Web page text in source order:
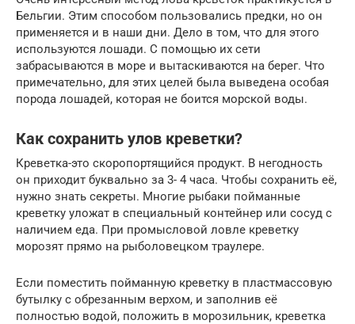
Бельгии. Этим способом пользовались предки, но он
применяется и в наши дни. Дело в том, что для этого
используются лошади. С помощью их сети
забрасываются в море и вытаскиваются на берег. Что
примечательно, для этих целей была выведена особая
порода лошадей, которая не боится морской воды.
Как сохранить улов креветки?
Креветка-это скоропортящийся продукт. В негодность
он приходит буквально за 3- 4 часа. Чтобы сохранить её,
нужно знать секреты. Многие рыбаки пойманные
креветку уложат в специальный контейнер или сосуд с
наличием еда. При промысловой ловле креветку
морозят прямо на рыболовецком траулере.
Если поместить пойманную креветку в пластмассовую
бутылку с обрезанным верхом, и заполнив её
полностью водой, положить в морозильник, креветка